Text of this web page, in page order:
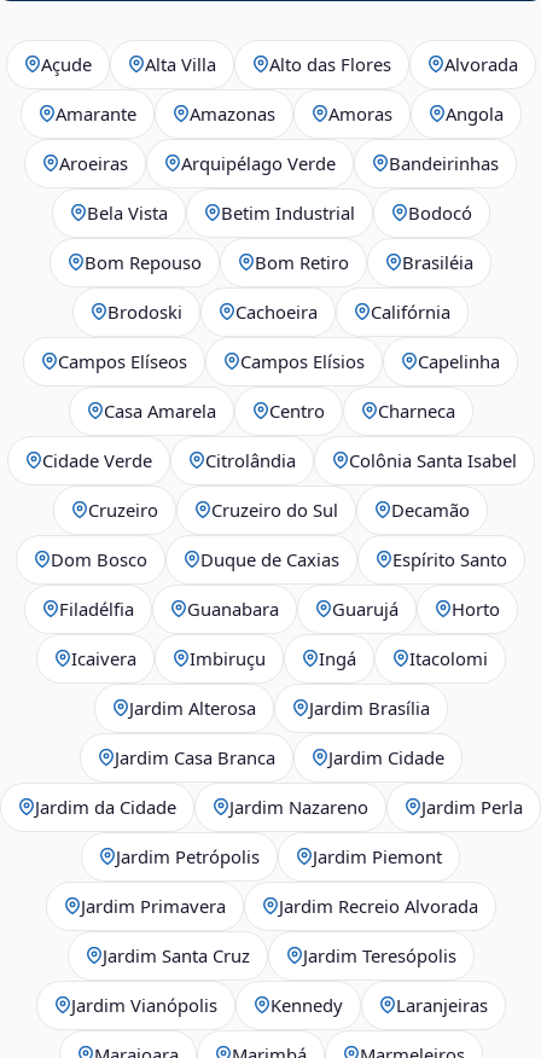
Açude Alta Villa Alto das Flores Alvorada
Amarante Amazonas Amoras Angola
Aroeiras Arquipélago Verde Bandeirinhas
Bela Vista Betim Industrial Bodocó
Bom Repouso Bom Retiro Brasiléia
Brodoski Cachoeira Califórnia
Campos Elíseos Campos Elísios Capelinha
Casa Amarela Centro Charneca
Cidade Verde Citrolândia Colônia Santa Isabel
Cruzeiro Cruzeiro do Sul Decamão
Dom Bosco Duque de Caxias Espírito Santo
Filadélfia Guanabara Guarujá Horto
Icaivera Imbiruçu Ingá Itacolomi
Jardim Alterosa Jardim Brasília
Jardim Casa Branca Jardim Cidade
Jardim da Cidade Jardim Nazareno Jardim Perla
Jardim Petrópolis Jardim Piemont
Jardim Primavera Jardim Recreio Alvorada
Jardim Santa Cruz Jardim Teresópolis
Jardim Vianópolis Kennedy Laranjeiras